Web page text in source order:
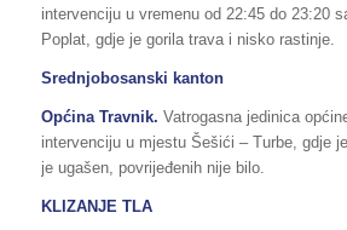
intervenciju u vremenu od 22:45 do 23:20
Poplat, gdje je gorila trava i nisko rastinje.
Srednjobosanski kanton
Općina Travnik. Vatrogasna jedinica
intervenciju u mjestu Šešići – Turbe, gdje
je ugašen, povrijeđenih nije bilo.
KLIZANJE TLA